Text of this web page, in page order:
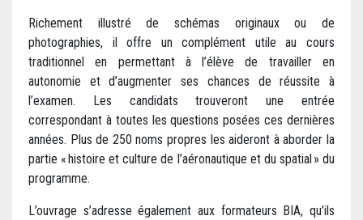
Richement illustré de schémas originaux ou de
photographies, il offre un complément utile au cours
traditionnel en permettant à l’élève de travailler en
autonomie et d’augmenter ses chances de réussite à
l’examen. Les candidats trouveront une entrée
correspondant à toutes les questions posées ces dernières
années. Plus de 250 noms propres les aideront à aborder la
partie « histoire et culture de l’aéronautique et du spatial » du
programme.
L’ouvrage s’adresse également aux formateurs BIA, qu’ils